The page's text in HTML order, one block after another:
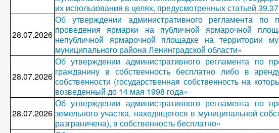
их использования в целях, предусмотренных статьей
28.07.2026
Об утверждении административного регламента по
проведения ярмарки на публичной ярмарочной
непубличной ярмарочной площадке на территории
муниципального района Ленинградской области»
28.07.2026
Об утверждении административного регламента по
гражданину в собственность бесплатно либо в
собственности (государственная собственность на
возведенный до 14 мая 1998 года»
28.07.2026
Об утверждении административного регламента по
земельного участка, находящегося в муниципальной
разграничена), в собственность бесплатно»